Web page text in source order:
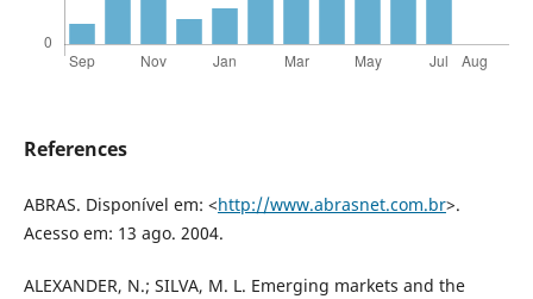
References
ABRAS. Disponível em: <http://www.abrasnet.com.br>.
Acesso em: 13 ago. 2004.
ALEXANDER, N.; SILVA, M. L. Emerging markets and the